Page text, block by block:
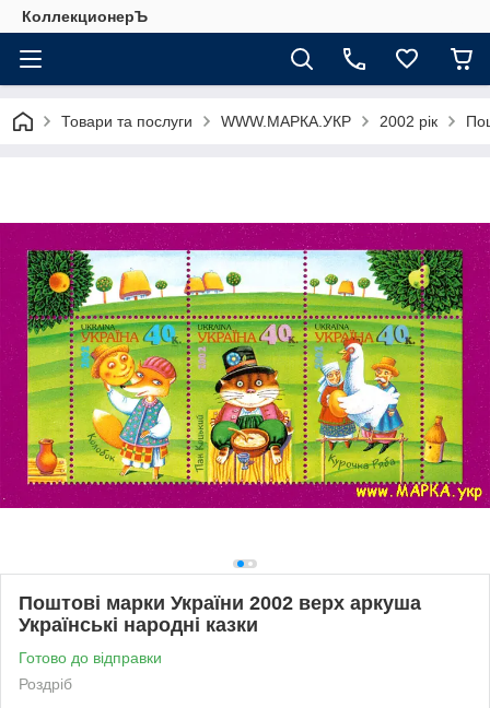
КоллекционерЪ
Товари та послуги WWW.МАРКА.УКР 2002 рік
Поштові марки України 2002 верх аркуша
Українські народні казки
Готово до відправки
Роздріб